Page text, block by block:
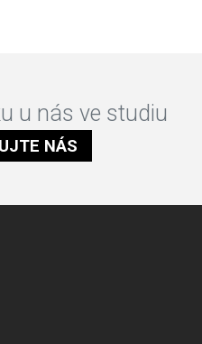
u nás ve studiu
NÁS